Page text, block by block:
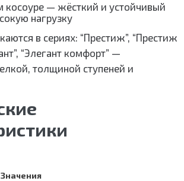
косоуре — жёсткий и устойчивый
нагрузку
в сериях: “Престиж”, “Престиж
“Элегант комфорт” —
толщиной ступеней и
Значения